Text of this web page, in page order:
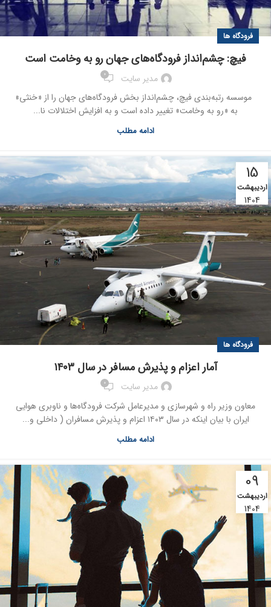
فرودگاه ها
فیچ: چشم‌انداز فرودگاه‌های جهان رو به وخامت است
مدیر سایت 0
موسسه رتبه‌بندی فیچ، چشم‌انداز بخش فرودگاه‌های جهان را از «خنثی»
به «رو به وخامت» تغییر داده است و به افزایش اختلالات نا...
ادامه مطلب
15
اردیبهشت
1404
فرودگاه ها
آمار اعزام و پذيرش مسافر در سال ۱۴۰۳
مدیر سایت 0
معاون وزير راه و شهرسازي و مديرعامل شرکت فرودگاه‌ها و ناوبري هوايي
ايران با بيان اينکه در سال ۱۴۰۳ اعزام و پذيرش مسافران ( داخلي و...
ادامه مطلب
09
اردیبهشت
1404